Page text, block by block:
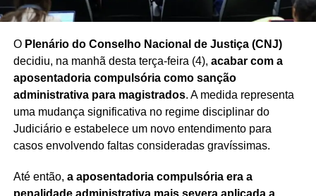
O Plenário do Conselho Nacional de Justiça (CNJ)
decidiu, na manhã desta terça-feira (4), acabar com a
aposentadoria compulsória como sanção
administrativa para magistrados. A medida representa
uma mudança significativa no regime disciplinar do
Judiciário e estabelece um novo entendimento para
casos envolvendo faltas consideradas gravíssimas.
Até então, a aposentadoria compulsória era a
penalidade administrativa mais severa aplicada a